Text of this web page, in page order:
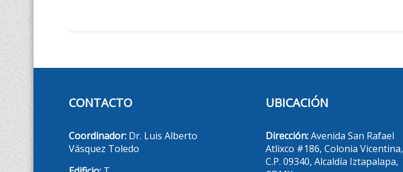
CONTACTO
Coordinador: Dr. Luis Alberto
Vásquez Toledo
UBICACIÓN
Dirección:Avenida San Rafael
Atlixco #186, Colonia Vicentina,
C.P. 09340, Alcaldía Iztapalapa,